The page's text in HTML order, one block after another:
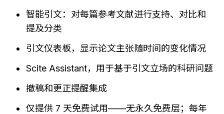
智能引文：对每篇参考文献进行支持、对比和
提及分类
引文仪表板，显示论文主张随时间的变化情况
Scite Assistant，用于基于引文立场的科研问题
撤稿和更正提醒集成
仅提供 7 天免费试用——无永久免费层；每年